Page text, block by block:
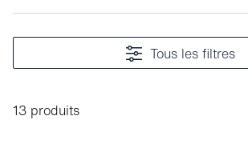
Tous les filtres
13 produits